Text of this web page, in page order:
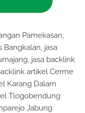
Pamekasan,
Bangkalan, jasa
jasa backlink
artikel Cerme
Karang Dalam
Tlogobendung
Jabung